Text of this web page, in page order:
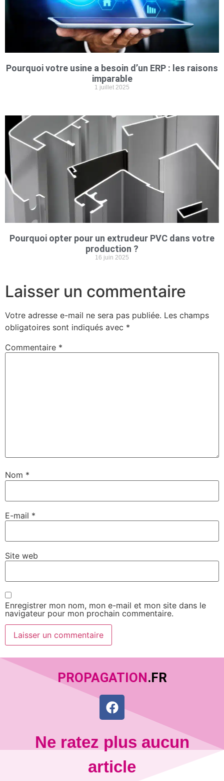
Pourquoi votre usine a besoin d’un ERP : les raisons
imparable
1 juillet 2025
Pourquoi opter pour un extrudeur PVC dans votre
production ?
16 juin 2025
Laisser un commentaire
Votre adresse e-mail ne sera pas publiée. Les champs
obligatoires sont indiqués avec *
Commentaire *
Nom *
E-mail *
Site web
Enregistrer mon nom, mon e-mail et mon site dans le
navigateur pour mon prochain commentaire.
PROPAGATION.FR
Ne ratez plus aucun
article